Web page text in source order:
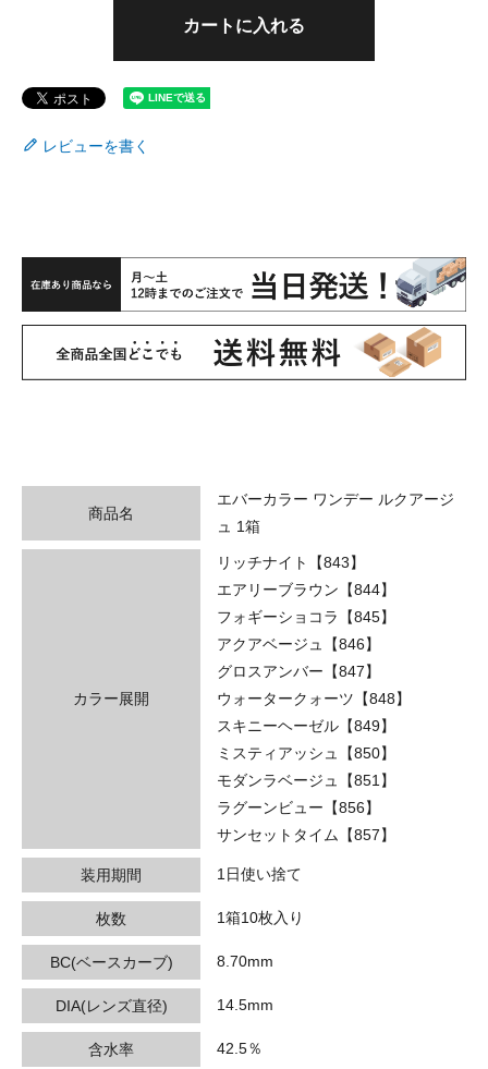
カートに入れる
レビューを書く
商品名
エバーカラー ワンデー ルクアージ
ュ 1箱
カラー展開
リッチナイト【843】
エアリーブラウン【844】
フォギーショコラ【845】
アクアベージュ【846】
グロスアンバー【847】
ウォータークォーツ【848】
スキニーヘーゼル【849】
ミスティアッシュ【850】
モダンラベージュ【851】
ラグーンビュー【856】
サンセットタイム【857】
装用期間 1日使い捨て
枚数 1箱10枚入り
BC(ベースカーブ) 8.70mm
DIA(レンズ直径) 14.5mm
含水率 42.5％